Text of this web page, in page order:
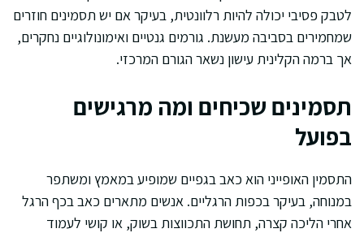
לטבק פסיבי יכולה להיות רלוונטית, בעיקר אם יש תסמינים חוזרים
שמחמירים בסביבה מעשנת. גורמים גנטיים ואימונולוגיים נחקרים,
אך ברמה הקלינית עישון נשאר הגורם המרכזי.
תסמינים שכיחים ומה מרגישים
בפועל
התסמין האופייני הוא כאב בגפיים שמופיע במאמץ ומשתפר
במנוחה, בעיקר בכפות הרגליים. אנשים מתארים כאב בכף הרגל
אחרי הליכה קצרה, תחושת התכווצות בשוק, או קושי לעמוד